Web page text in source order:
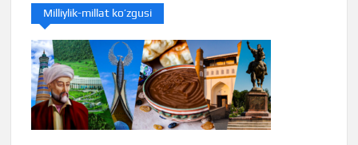
Milliylik-millat ko’zgusi